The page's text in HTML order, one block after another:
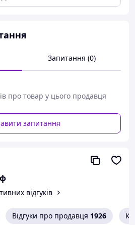
Запитання (0)
про товар у цього продавця
запитання
відгуків
Відгуки про продавця 1926